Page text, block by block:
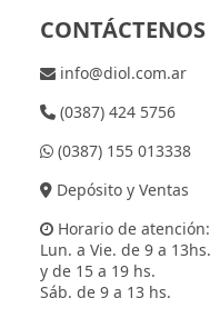
CONTÁCTENOS
info@diol.com.ar
(0387) 424 5756
(0387) 155 013338
Depósito y Ventas
Horario de atención:
Lun. a Vie. de 9 a 13hs.
y de 15 a 19 hs.
Sáb. de 9 a 13 hs.